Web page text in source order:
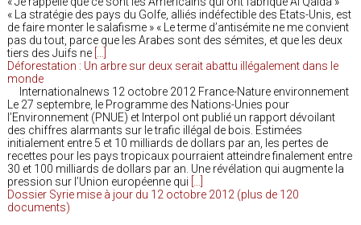
« La stratégie des pays du Golfe, alliés indéfectible des Etats-Unis, est
de faire monter le salafisme » « Le terme d’antisémite ne me convient
pas du tout, parce que les Arabes sont des sémites, et que les deux
tiers des Juifs ne
Déforestation : Un arbre sur deux serait abattu illégalement dans le
monde
Internationalnews 12 octobre 2012 France-Nature environnement
Le 27 septembre, le Programme des Nations-Unies pour
l’Environnement (PNUE) et Interpol ont publié un rapport dévoilant
des chiffres alarmants sur le trafic illégal de bois. Estimées
initialement entre 5 et 10 milliards de dollars par an, les pertes de
recettes pour les pays tropicaux pourraient atteindre finalement entre
30 et 100 milliards de dollars par an. Une révélation qui augmente la
pression sur l’Union européenne qui
Dossier Syrie mise à jour du 12 octobre 2012 (plus de 120
documents)